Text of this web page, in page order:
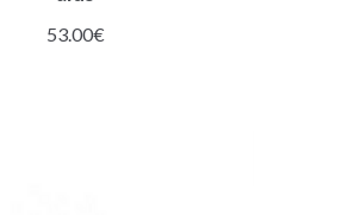
53.00€